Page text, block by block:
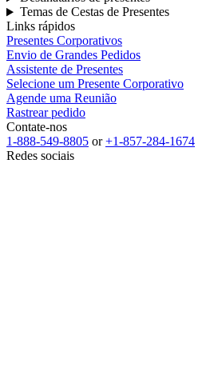
Temas de Cestas de Presentes
Links rápidos
Presentes Corporativos
Envio de Grandes Pedidos
Assistente de Presentes
Selecione um Presente Corporativo
Agende uma Reunião
Rastrear pedido
Contate-nos
1-888-549-8805 or+1-857-284-1674
Redes sociais